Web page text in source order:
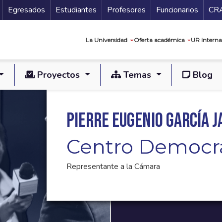
Secundario
Egresados Estudiantes Profesores Funcionarios
La Universidad Oferta académica UR
Proyectos Temas Blog
Pierre Eugenio García
Centro
Representante a la Cámara